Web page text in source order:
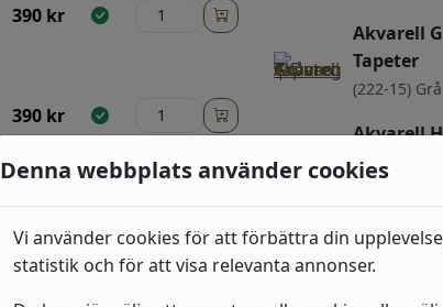
390 kr
390 kr
390kr
Akvarell
Tapeter
(222-15) Grå
Akvarell
Duro
Akvarell
Duro
Denna webbplats använder cookies
Vi använder cookies för att förbättra din
statistik och för att visa relevanta annonser.